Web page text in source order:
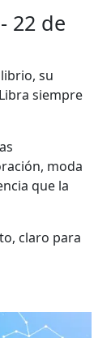
22 de
su
siempre
moda
que la
claro para